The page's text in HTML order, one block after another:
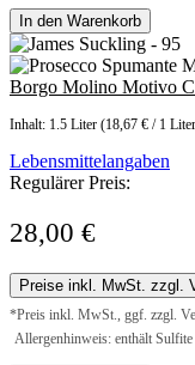
In den Warenkorb
Borgo Molino Motivo
Inhalt: 1.5 Liter (18,67 € / 1
Lebensmittelangaben
Regulärer Preis:
28,00 €
Preise inkl. MwSt. zzgl.
*Preis inkl. MwSt., ggf. zzgl.
Allergenhinweis: enthält Sulfite